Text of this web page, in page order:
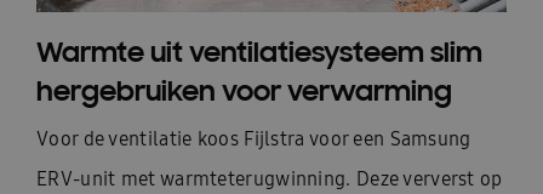
Warmte uit ventilatiesysteem slim
hergebruiken voor verwarming
Voor de ventilatie koos Fijlstra voor een Samsung
ERV-unit met warmteterugwinning. Deze ververst op